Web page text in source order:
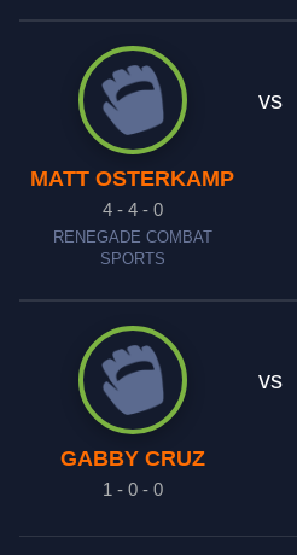
MATT OSTERKAMP
4 - 4 - 0
RENEGADE COMBAT
SPORTS
vs
GABBY CRUZ
1 - 0 - 0
vs